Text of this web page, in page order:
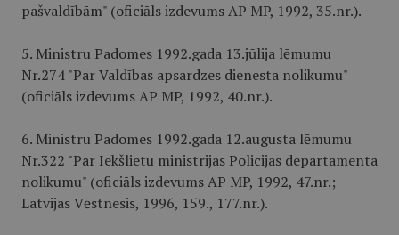
pašvaldībām" (oficiāls izdevums AP MP, 1992, 35.nr.).
5. Ministru Padomes 1992.gada 13.jūlija lēmumu
Nr.274 "Par Valdības apsardzes dienesta nolikumu"
(oficiāls izdevums AP MP, 1992, 40.nr.).
6. Ministru Padomes 1992.gada 12.augusta lēmumu
Nr.322 "Par Iekšlietu ministrijas Policijas departamenta
nolikumu" (oficiāls izdevums AP MP, 1992, 47.nr.;
Latvijas Vēstnesis, 1996, 159., 177.nr.).